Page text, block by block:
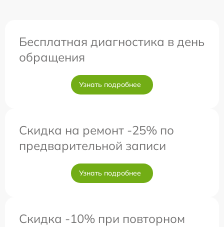
Бесплатная диагностика в день
обращения
Узнать подробнее
Скидка на ремонт -25% по
предварительной записи
Узнать подробнее
Скидка -10% при повторном